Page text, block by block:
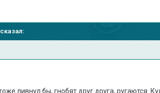
сказал:
ливнул бы, гнобят друг друга, ругаются.